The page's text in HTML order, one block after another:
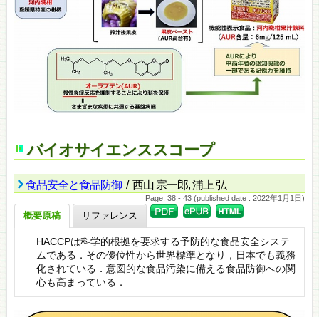
バイオサイエンススコープ
食品安全と食品防御 / 西山 宗一郎, 浦上 弘
Page. 38 - 43 (published date : 2022年1月1日)
概要原稿 リファレンス
HACCPは科学的根拠を要求する予防的な食品安全システ
ムである．その優位性から世界標準となり，日本でも義務
化されている．意図的な食品汚染に備える食品防御への関
心も高まっている．